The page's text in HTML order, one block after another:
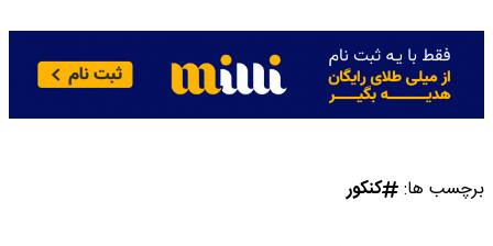
برچسب ها: کنکور